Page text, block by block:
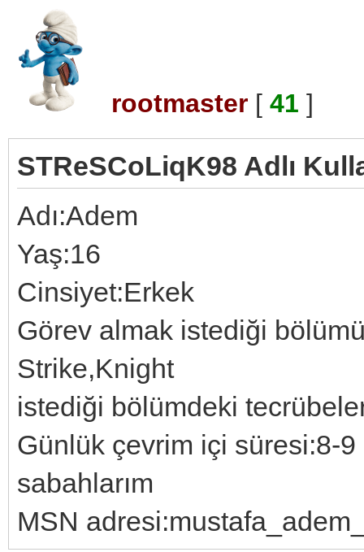
rootmaster [ 41 ]
STReSCoLiqK98 Adlı
Adı:Adem
Yaş:16
Cinsiyet:Erkek
Görev almak istediği
Strike,Knight
istediği bölümdeki
Günlük çevrim içi süresi:8-
sabahlarım
MSN